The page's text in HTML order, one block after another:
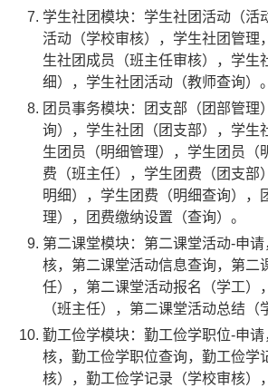
学生社团模块：学生社团活动（活
活动（学校审核），学生社团管理
生社团成员（班主任审核），学生
细），学生社团活动（教师查询）。
团员事务模块：团支部（团部管理
询），学生社团（团支部），学生
生团员（明细管理），学生团员（
费（班主任），学生团费（团支部
明细），学生团费（明细查询），
理），团费缴纳设置（查询）。
第二课堂模块：第二课堂活动-申
核，第二课堂活动信息查询，第二
任），第二课堂活动报名（学工）
（班主任），第二课堂活动总结（
勤工俭学模块：勤工俭学职位-申
核，勤工俭学职位查询，勤工俭学
核），勤工俭学记录（学校审核）